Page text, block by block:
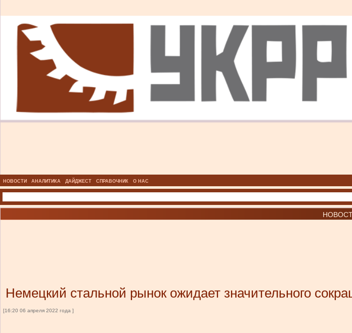
НОВОСТИ АНАЛИТИКА ДАЙДЖЕСТ СПРАВОЧНИК О НАС
Немецкий стальной рынок ожидает значительного
[16:20 06 апреля 2022 года ]